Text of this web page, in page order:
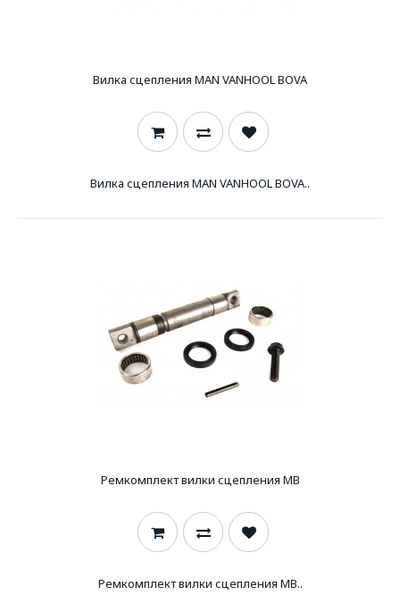
Вилка сцепления MAN VANHOOL BOVA
Вилка сцепления MAN VANHOOL BOVA..
Ремкомплект вилки сцепления MB
Ремкомплект вилки сцепления MB..